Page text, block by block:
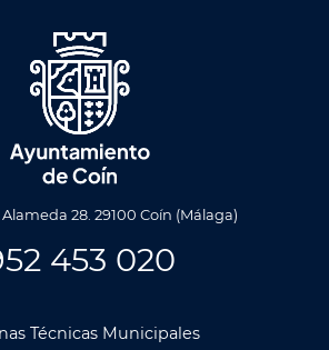
28. 29100 Coín (Málaga)
453 020
Técnicas Municipales